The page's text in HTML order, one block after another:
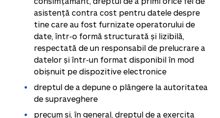
asistență contra cost pentru datele despre
tine care au fost furnizate operatorului de
date, într-o formă structurată și lizibilă,
respectată de un responsabil de prelucrare a
datelor și într-un format disponibil în mod
obișnuit pe dispozitive electronice
dreptul de a depune o plângere la autoritatea
de supraveghere
precum și, în general, dreptul de a exercita